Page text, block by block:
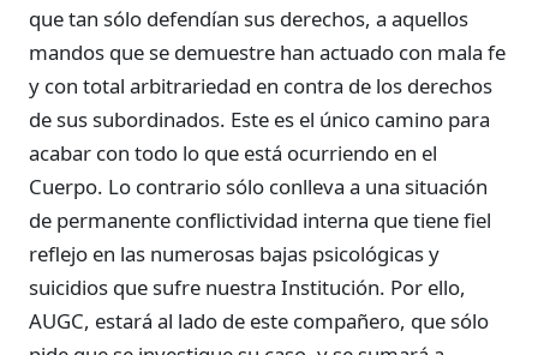
que tan sólo defendían sus derechos, a aquellos
mandos que se demuestre han actuado con mala fe
y con total arbitrariedad en contra de los derechos
de sus subordinados. Este es el único camino para
acabar con todo lo que está ocurriendo en el
Cuerpo. Lo contrario sólo conlleva a una situación
de permanente conflictividad interna que tiene fiel
reflejo en las numerosas bajas psicológicas y
suicidios que sufre nuestra Institución. Por ello,
AUGC, estará al lado de este compañero, que sólo